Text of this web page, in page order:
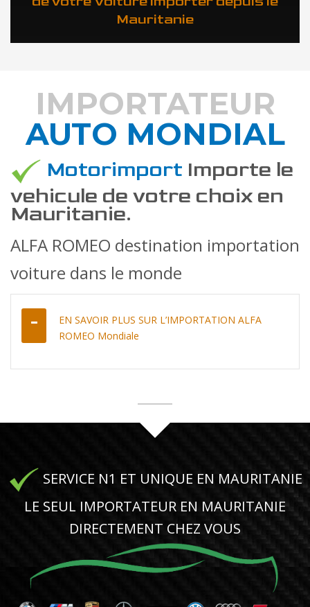
Mauritanie
DÉCOUVREZ COMMENT
IMPORTATEUR
AUTO MONDIAL
Motorimport Importe le
vehicule de votre choix en
Mauritanie.
ALFA ROMEO destination importation
voiture dans le monde
EN SAVOIR PLUS SUR L’IMPORTATION ALFA
ROMEO Mondiale
SERVICE N1 ET UNIQUE EN MAURITANIE
LE SEUL IMPORTATEUR EN MAURITANIE
DIRECTEMENT CHEZ VOUS